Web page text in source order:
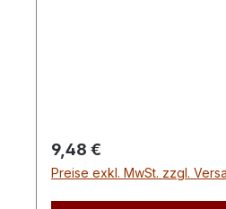
Regulärer Preis:
9,48 €
Preise exkl. MwSt. zzgl.